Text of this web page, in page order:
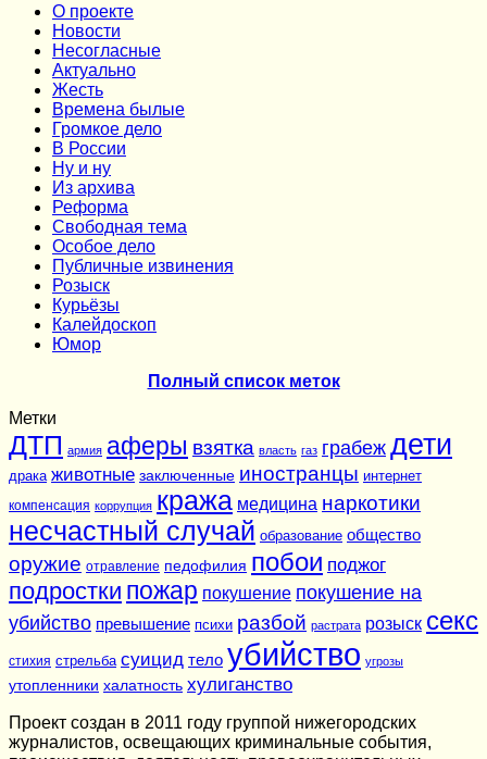
О проекте
Новости
Несогласные
Актуально
Жесть
Времена былые
Громкое дело
В России
Ну и ну
Из архива
Реформа
Cвободная тема
Особое дело
Публичные извинения
Розыск
Курьёзы
Калейдоскоп
Юмор
Полный список меток
Метки
ДТП армия аферы взятка власть газ грабеж дети
драка животные заключенные иностранцы интернет
компенсация коррупция кража медицина наркотики
несчастный случай образование общество
оружие отравление педофилия побои поджог
подростки пожар покушение покушение на
убийство превышение психи разбой растрата розыск секс
стихия стрельба суицид тело убийство угрозы
утопленники халатность хулиганство
Проект создан в 2011 году группой нижегородских
журналистов, освещающих криминальные события,